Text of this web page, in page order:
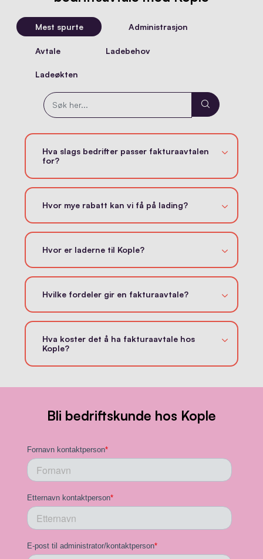
Mest spurte Administrasjon
Avtale Ladebehov
Ladeøkten
Hva slags bedrifter passer fakturaavtalen
for?
Hvor mye rabatt kan vi få på lading?
Hvor er laderne til Kople?
Hvilke fordeler gir en fakturaavtale?
Hva koster det å ha fakturaavtale hos
Kople?
Bli bedriftskunde hos Kople